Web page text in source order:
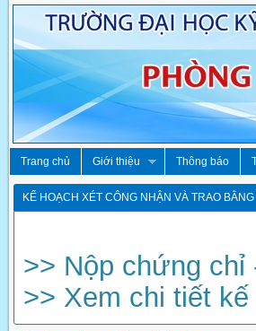
Trang chủ Giới thiệu Thông báo
KẾ HOẠCH XÉT CÔNG NHẬN VÀ TRAO
>> Nộp chứng chỉ
>> Xem chi tiết kế